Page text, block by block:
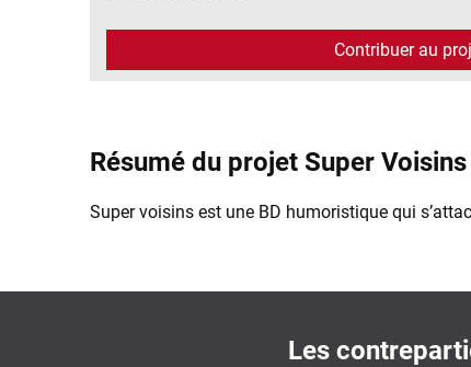
Contribuer au
Résumé du projet Super
Super voisins est une BD humoristique qui
Les